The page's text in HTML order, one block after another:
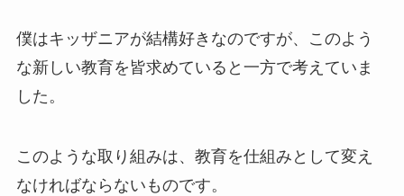
僕はキッザニアが結構好きなのですが、このよう
な新しい教育を皆求めていると一方で考えていま
した。
このような取り組みは、教育を仕組みとして変え
なければならないものです。